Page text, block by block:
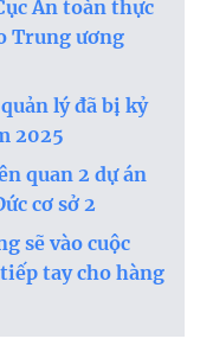
An toàn thực
Trung ương
lý đã bị kỷ
2025
quan 2 dự án
cơ sở 2
sẽ vào cuộc
tay cho hàng